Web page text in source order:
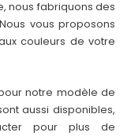
nous fabriquons des
vous proposons
couleurs de votre
notre modèle de
aussi disponibles,
pour plus de